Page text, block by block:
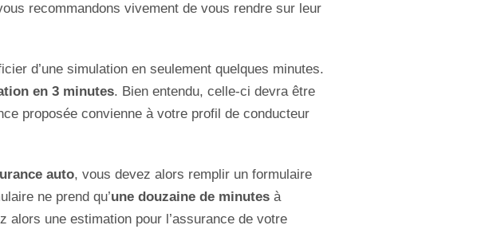
recommandons vivement de vous rendre sur leur
d’une simulation en seulement quelques minutes.
en 3 minutes. Bien entendu, celle-ci devra être
proposée convienne à votre profil de conducteur
auto, vous devez alors remplir un formulaire
ne prend qu’une douzaine de minutes à
une estimation pour l’assurance de votre